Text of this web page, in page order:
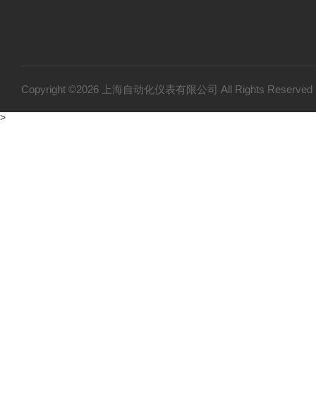
Copyright ©2026 上海自动化仪表有限公司 All Rights
>